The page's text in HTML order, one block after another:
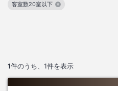
1件のうち、 1件を表示
客室数20室以下
この絞り込み条件を解除